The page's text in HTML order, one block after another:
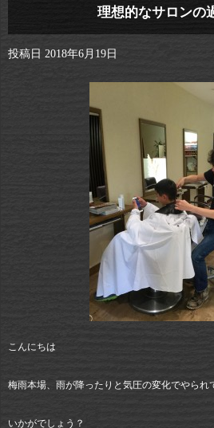
理想的なサロンの
投稿日 2018年6月19日
こんにちは
梅雨本場、雨が降ったりと気圧の変化でやられ
いかがでしょう？